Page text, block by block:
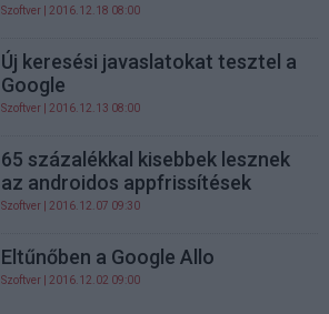
Szoftver | 2016.12.18 08:00
Új keresési javaslatokat tesztel a
Google
Szoftver | 2016.12.13 08:00
65 százalékkal kisebbek lesznek
az androidos appfrissítések
Szoftver | 2016.12.07 09:30
Eltűnőben a Google Allo
Szoftver | 2016.12.02 09:00